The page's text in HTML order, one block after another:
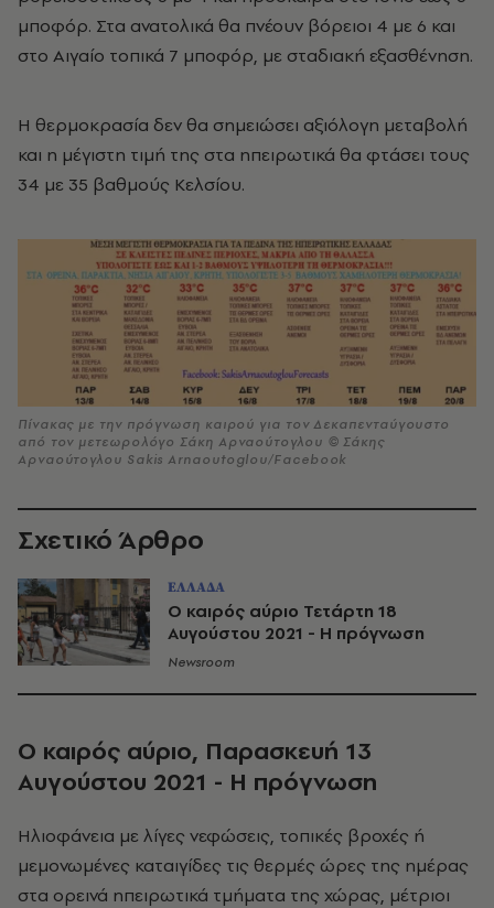
μποφόρ. Στα ανατολικά θα πνέουν βόρειοι 4 με 6 και
στο Αιγαίο τοπικά 7 μποφόρ, με σταδιακή εξασθένηση.
Η θερμοκρασία δεν θα σημειώσει αξιόλογη μεταβολή
και η μέγιστη τιμή της στα ηπειρωτικά θα φτάσει τους
34 με 35 βαθμούς Κελσίου.
Πίνακας με την πρόγνωση καιρού για τον Δεκαπενταύγουστο
από τον μετεωρολόγο Σάκη Αρναούτογλου © Σάκης
Αρναούτογλου Sakis Arnaoutoglou/Facebook
Σχετικό Άρθρο
ΕΛΛΑΔΑ
Ο καιρός αύριο Τετάρτη 18
Αυγούστου 2021 - Η πρόγνωση
Newsroom
Ο καιρός αύριο, Παρασκευή 13
Αυγούστου 2021 - Η πρόγνωση
Ηλιοφάνεια με λίγες νεφώσεις, τοπικές βροχές ή
μεμονωμένες καταιγίδες τις θερμές ώρες της ημέρας
στα ορεινά ηπειρωτικά τμήματα της χώρας, μέτριοι